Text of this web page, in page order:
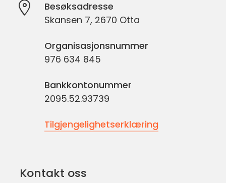
Besøksadresse
Skansen 7, 2670 Otta
Organisasjonsnummer
976 634 845
Bankkontonummer
2095.52.93739
Tilgjengelighetserklæring
Kontakt oss